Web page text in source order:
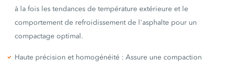
à la fois les tendances de température extérieure et le
comportement de refroidissement de l'asphalte pour un
compactage optimal.
Haute précision et homogénéité : Assure une compaction